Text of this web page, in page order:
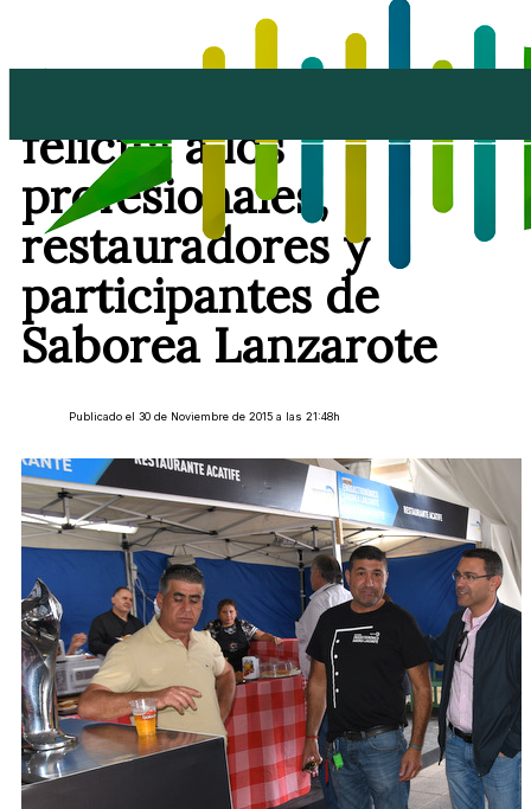
felicita a los
profesionales,
restauradores y
participantes de
Saborea Lanzarote
Publicado el 30 de Noviembre de 2015 a las 21:48h